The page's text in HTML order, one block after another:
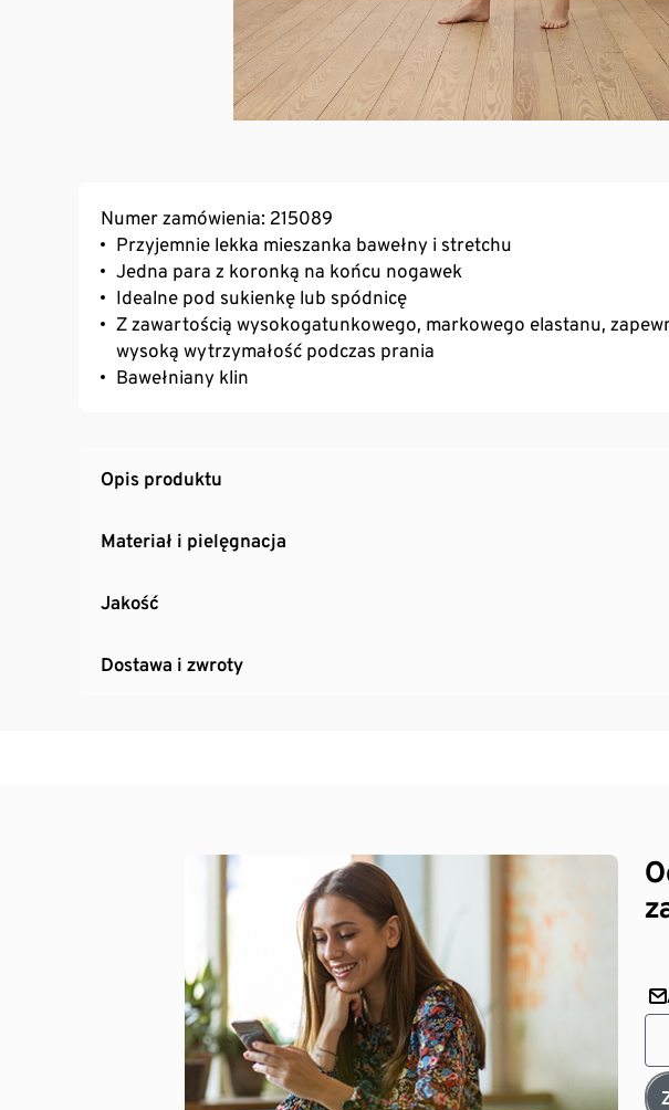
Numer zamówienia: 215089
Przyjemnie lekka mieszanka bawełny i stretchu
Jedna para z koronką na końcu nogawek
Idealne pod sukienkę lub spódnicę
Z zawartością wysokogatunkowego, markowego elastanu,
wysoką wytrzymałość podczas prania
Bawełniany klin
Opis produktu
Materiał i pielęgnacja
Jakość
Dostawa i zwroty